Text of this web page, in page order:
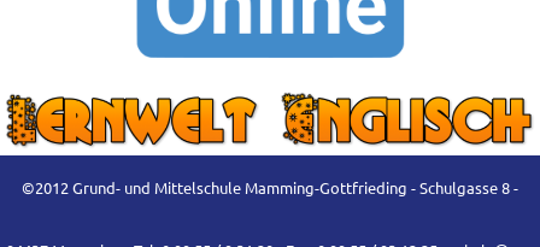
©2012 Grund- und Mittelschule Mamming-Gottfrieding - Schulgasse 8 -